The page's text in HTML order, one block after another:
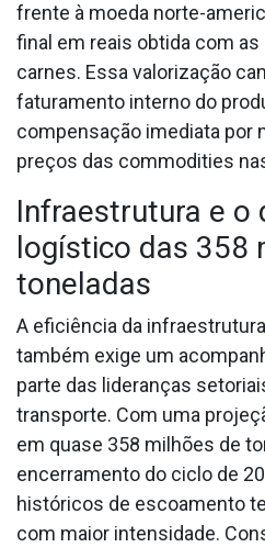
frente à moeda norte-
final em reais obtida com
carnes. Essa valorização
faturamento interno do
compensação imediata por
preços das commodities
Infraestrutura e o
logístico das 358
toneladas
A eficiência da
também exige um
parte das lideranças
transporte. Com uma
em quase 358 milhões de
encerramento do ciclo de
históricos de escoamento
com maior intensidade.